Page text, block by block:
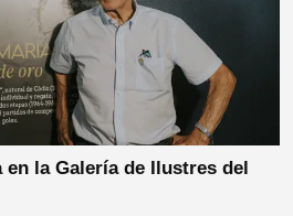
la Galería de Ilustres del